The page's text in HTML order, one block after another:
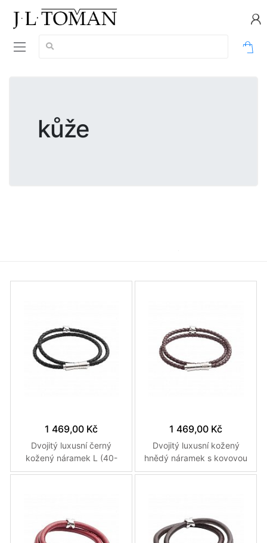
Vyhledávání:
kůže
1 469,00 Kč
Dvojitý luxusní černý
kožený náramek L (40-
42cm)
1 469,00 Kč
Dvojitý luxusní kožený
hnědý náramek s kovovou
ozdobou L (40-42cm)